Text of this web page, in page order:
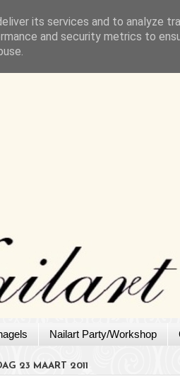
Nailart Party/Workshop
23 MAART 2011
its services and to analyze
and security metrics to